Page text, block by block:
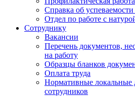
Справка об
Отдел по работе с
Сотруднику
Вакансии
Перечень документов,
на работу
Образцы бланков
Оплата труда
Нормативные локальные
сотрудников